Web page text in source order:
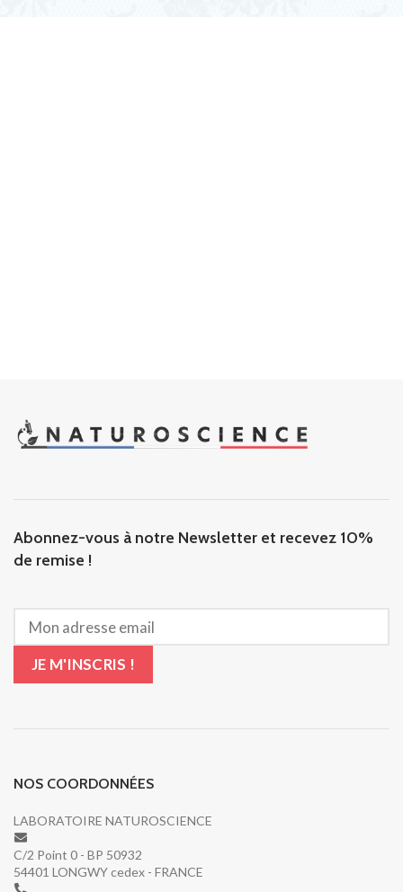
Abonnez-vous à notre Newsletter et recevez 10%
de remise !
NOS COORDONNÉES
LABORATOIRE NATUROSCIENCE
C/2 Point 0 - BP 50932
54401 LONGWY cedex - FRANCE